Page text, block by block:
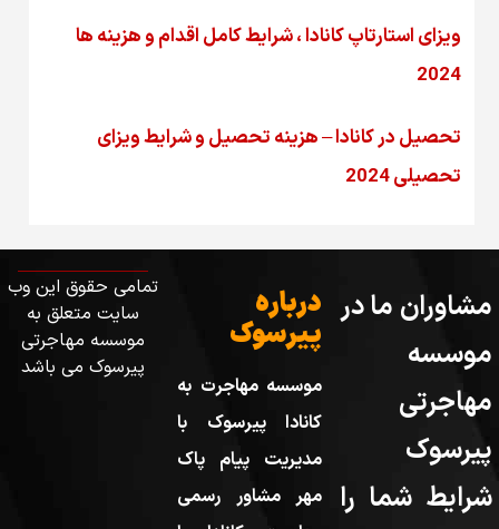
ویزای استارتاپ کانادا ، شرایط کامل اقدام و هزینه ها
2024
تحصیل در کانادا – هزینه‌ تحصیل و شرایط ویزای
تحصیلی 2024
مشاوران ما در
موسسه
مهاجرتی
پیرسوک
شرایط شما را
درباره
پیرسوک
موسسه مهاجرت به
کانادا پیرسوک با
مدیریت پیام پاک
مهر مشاور رسمی
تمامی حقوق این وب
سایت متعلق به
موسسه مهاجرتی
پیرسوک می باشد